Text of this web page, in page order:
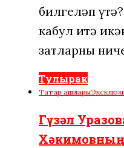
билгеләп
кабул итә
затларны
Тулырак
Татар ашлары
Гүзәл